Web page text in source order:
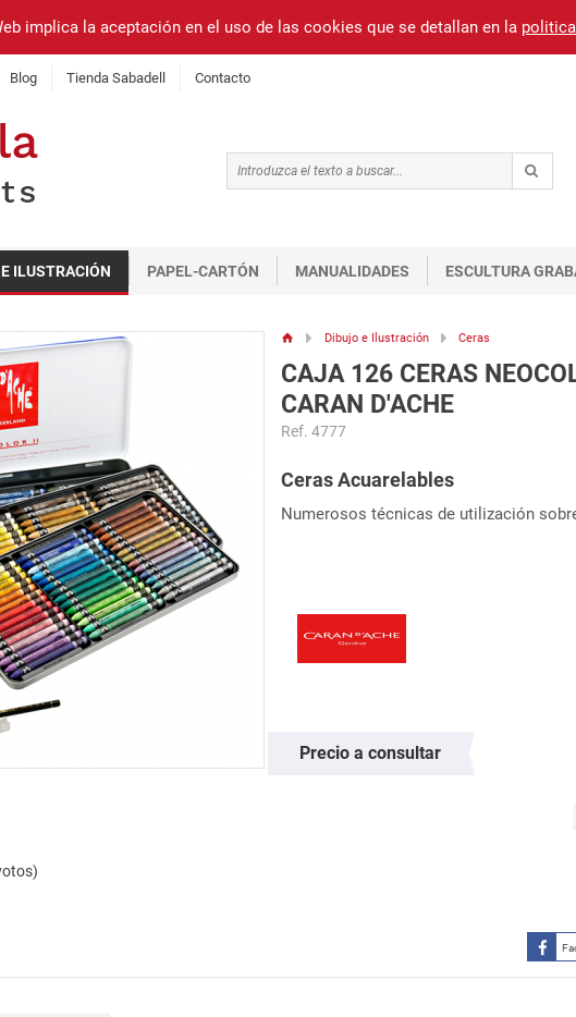
implica la aceptación en el uso de las cookies que se detallan en la
Blog Tienda Sabadell Contacto
ILUSTRACIÓN PAPEL-CARTÓN MANUALIDADES ESCULTURA
Dibujo e Ilustración Ceras
CAJA 126 CERAS
CARAN D'ACHE
Ref. 4777
Ceras Acuarelables
Numerosos técnicas de utilización
Precio a consultar